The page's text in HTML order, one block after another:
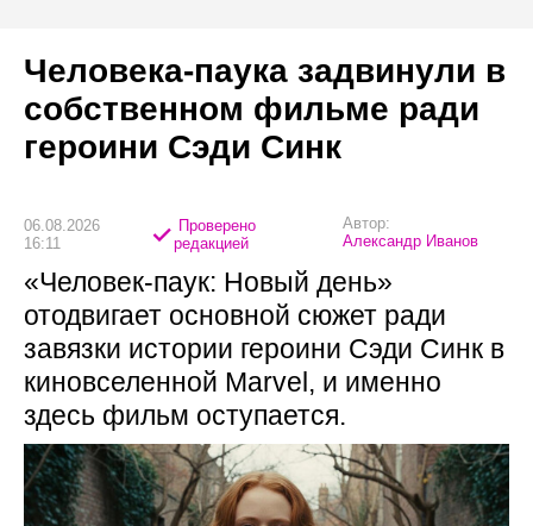
Человека-паука задвинули в
собственном фильме ради
героини Сэди Синк
06.08.2026
16:11
Проверено
редакцией
Автор:
Александр Иванов
«Человек-паук: Новый день»
отодвигает основной сюжет ради
завязки истории героини Сэди Синк в
киновселенной Marvel, и именно
здесь фильм оступается.